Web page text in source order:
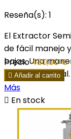
Reseña(s): 1
El Extractor
de fácil manejo
bajas. Una
materia vegetal.
Precio480,00 €
 Añadir al carrito
Más
 En stock